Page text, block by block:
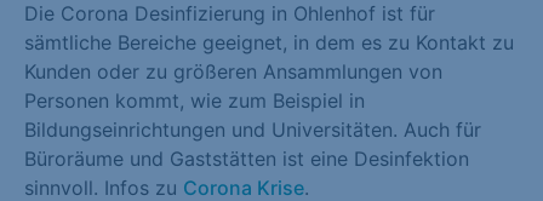
Die Corona Desinfizierung in Ohlenhof ist für
sämtliche Bereiche geeignet, in dem es zu Kontakt zu
Kunden oder zu größeren Ansammlungen von
Personen kommt, wie zum Beispiel in
Bildungseinrichtungen und Universitäten. Auch für
Büroräume und Gaststätten ist eine Desinfektion
sinnvoll. Infos zu Corona Krise.